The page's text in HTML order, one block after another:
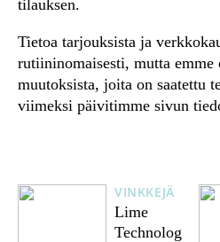
tilauksen.
Tietoa tarjouksista ja
rutiininomaisesti, mutta emme
muutoksista, joita on saatettu
viimeksi päivitimme sivun
VINKKEJÄ
Lime
Technolog